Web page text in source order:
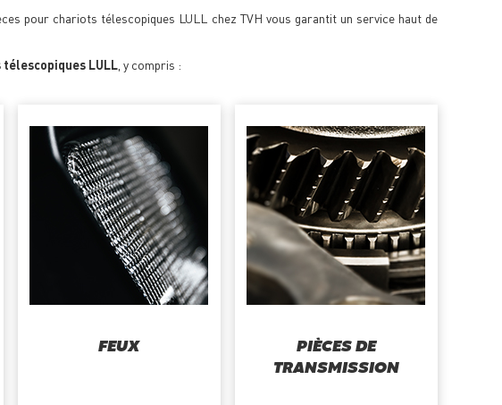
pour chariots télescopiques LULL chez TVH vous garantit un service haut de
LULL , y compris :
FEUX
PIÈCES DE
TRANSMISSION